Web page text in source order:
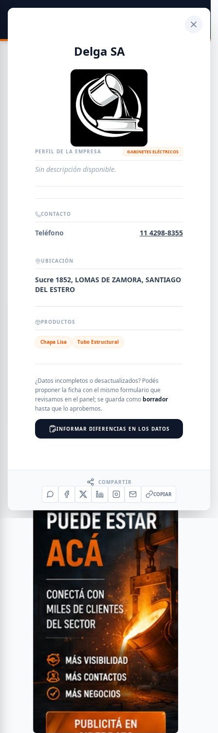
Guía de Empresas Metalúrgicas y Siderúrgicas
METALÚRGICAS
EMPRESAS AGREGAR EMPRESA
Error al cargar empresas.
SEGMENTO
PROVINCIA
Delga SA
PERFIL DE LA EMPRESA GABINETES ELÉCTRICOS
Sin descripción disponible.
CONTACTO
Teléfono 11 4298-8355
UBICACIÓN
Sucre 1852, LOMAS DE ZAMORA, SANTIAGO
DEL ESTERO
PRODUCTOS
Chapa Lisa Tubo Estructural
¿Datos incompletos o desactualizados? Podés
proponer la ficha con el mismo formulario que
revisamos en el panel; se guarda como borrador
hasta que lo aprobemos.
INFORMAR DIFERENCIAS EN LOS DATOS
COMPARTIR
COPIAR